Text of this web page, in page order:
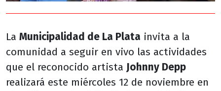
La Municipalidad de La Plata invita a la
comunidad a seguir en vivo las actividades
que el reconocido artista Johnny Depp
realizará este miércoles 12 de noviembre en